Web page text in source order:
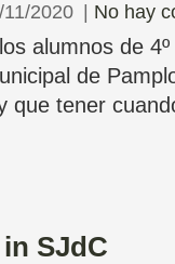
2020 No hay
alumnos de
de
que tener
SJdC